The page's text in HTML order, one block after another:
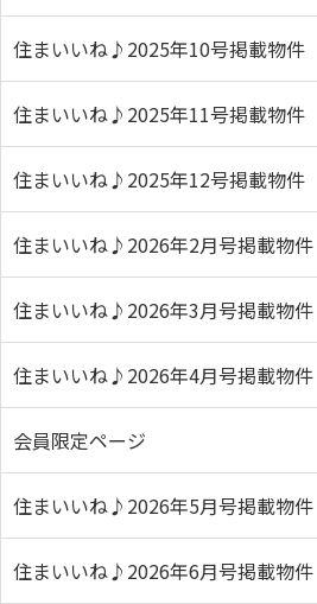
住まいいね♪2025年10号掲載物件
住まいいね♪2025年11号掲載物件
住まいいね♪2025年12号掲載物件
住まいいね♪2026年2月号掲載物件
住まいいね♪2026年3月号掲載物件
住まいいね♪2026年4月号掲載物件
会員限定ページ
住まいいね♪2026年5月号掲載物件
住まいいね♪2026年6月号掲載物件